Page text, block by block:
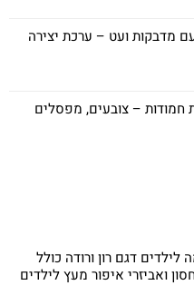
עם מדבקות ועט – ערכת יצירה
חמודות – צובעים, מפסלים
דגם רון ורודה כולל
ואביזרי איפור מעץ לילדים